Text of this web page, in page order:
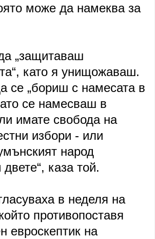
може да намеква за
„защитаваш
като я унищожаваш.
се „бориш с намесата в
се намесваш в
имате свобода на
избори - или
народ
каза той.
в неделя на
противопоставя
евроскептик на